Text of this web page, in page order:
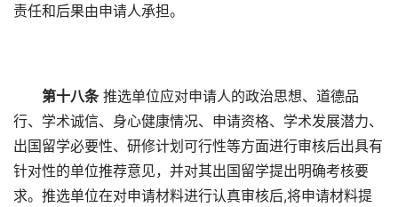
责任和后果由申请人承担。
第十八条推选单位应对申请人的政治思想、道德品
行、学术诚信、身心健康情况、申请资格、学术发展潜力、
出国留学必要性、研修计划可行性等方面进行审核后出具有
针对性的单位推荐意见，并对其出国留学提出明确考核要
求。推选单位在对申请材料进行认真审核后,将申请材料提